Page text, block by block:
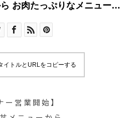
お肉たっぷりなメニューの
イトルとURLをコピーする
ー営業開始】